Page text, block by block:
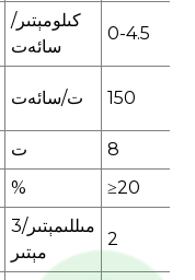
كىلومېتىر/
سائەت
0-4.5
ت/سائەت 150
ت
8
%
≥20
مىللىمېتىر/3
مېتىر
2